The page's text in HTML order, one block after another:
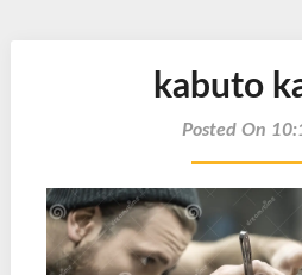
kabuto
Posted On